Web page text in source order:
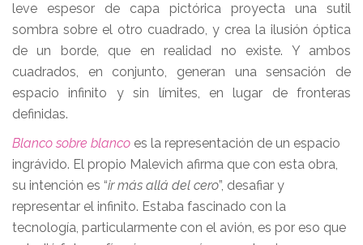
leve espesor de capa pictórica proyecta una sutil
sombra sobre el otro cuadrado, y crea la ilusión óptica
de un borde, que en realidad no existe. Y ambos
cuadrados, en conjunto, generan una sensación de
espacio infinito y sin límites, en lugar de fronteras
definidas.
Blanco sobre blanco es la representación de un espacio
ingrávido. El propio Malevich afirma que con esta obra,
su intención es “ir más allá del cero”, desafiar y
representar el infinito. Estaba fascinado con la
tecnología, particularmente con el avión, es por eso que